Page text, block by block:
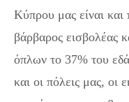
Κύπρου μας είναι και
βάρβαρος εισβολέας
όπλων το 37% του
και οι πόλεις μας, οι